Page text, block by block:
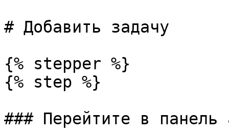
# Добавить задачу
{% stepper %}
{% step %}
### Перейтите в панель